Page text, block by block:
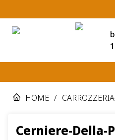
HOME /
Cerniere-Della-